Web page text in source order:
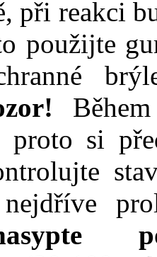
při reakci
použijte
proto si